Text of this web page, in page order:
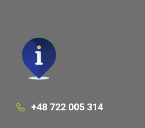
+48 722 005 314